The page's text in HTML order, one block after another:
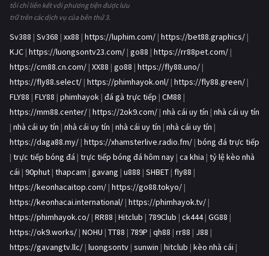
tôi chỉ liên kết với phương tiện được lưu
trữ trên các dịch vụ của bên thứ 3.
Sv388 | Sv368 | xx88 | https://luphim.com/ | https://bet88.graphics/ |
KJC | https://luongsontv23.com/ | go88 | https://rr88pet.com/ |
https://cm88.cn.com/ | XX88 | go88 | https://fly88.uno/ |
https://fly88.select/ | https://phimhayok.onl/ | https://fly88.green/ |
FLY88 | FLY88 | phimhayok | đá gà trực tiếp | CM88 |
https://mm88.center/ | https://2ok9.com/ | nhà cái uy tín | nhà cái uy tín
| nhà cái uy tín | nhà cái uy tín | nhà cái uy tín | nhà cái uy tín |
https://daga88.my/ | https://xhamsterlive.radio.fm/ | bóng đá trực tiếp
| trực tiếp bóng đá | trực tiếp bóng đá hôm nay | ca khia | tỷ lệ kèo nhà
cái | 90phut | thapcam | gavang | u888 | SHBET | fly88 |
https://keonhacaitop.com/ | https://go88.tokyo/ |
https://keonhacai.international/ | https://phimhayok.tv/ |
https://phimhayok.co/ | RR88 | Hitclub | 789Club | ck444| GG88 |
https://ok9.works/ | NOHU | TT88 | 789P | qh88 | rr88 | J88 |
https://gavangtv.llc/ | luongsontv | sunwin | hitclub | kèo nhà cái |